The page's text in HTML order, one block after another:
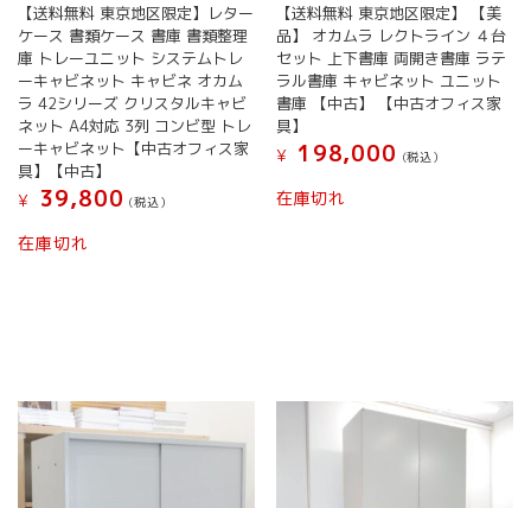
【送料無料 東京地区限定】レター
ケース 書類ケース 書庫 書類整理
庫 トレーユニット システムトレ
ーキャビネット キャビネ オカム
ラ 42シリーズ クリスタルキャビ
ネット A4対応 3列 コンビ型 トレ
ーキャビネット【中古オフィス家
具】【中古】
¥
39,800 (税込）
在庫切れ
【送料無料 東京地区限定】 【美
品】 オカムラ レクトライン ４台
セット 上下書庫 両開き書庫 ラテ
ラル書庫 キャビネット ユニット
書庫 【中古】 【中古オフィス家
具】
¥
198,000 (税込）
在庫切れ